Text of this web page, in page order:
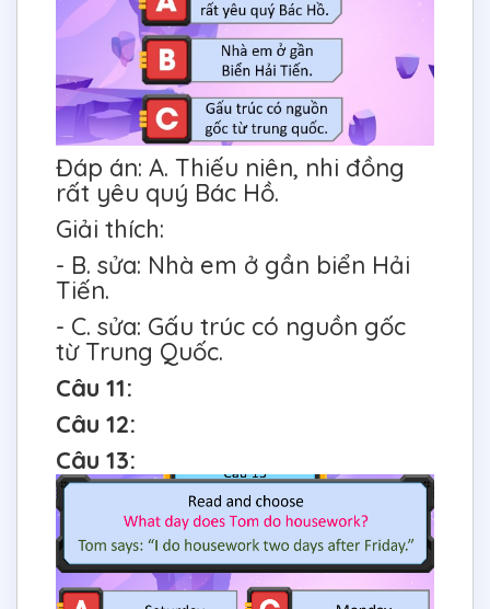
Đáp án: A. Thiếu niên, nhi đồng
rất yêu quý Bác Hồ.
Giải thích:
- B. sửa: Nhà em ở gần biển Hải
Tiến.
- C. sửa: Gấu trúc có nguồn gốc
từ Trung Quốc.
Câu 11:
Câu 12:
Câu 13: